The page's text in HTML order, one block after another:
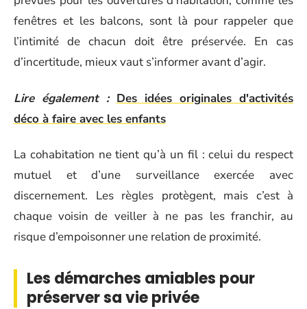
fenêtres et les balcons, sont là pour rappeler que
l’intimité de chacun doit être préservée. En cas
d’incertitude, mieux vaut s’informer avant d’agir.
Lire également : Des idées originales d'activités
déco à faire avec les enfants
La cohabitation ne tient qu’à un fil : celui du respect
mutuel et d’une surveillance exercée avec
discernement. Les règles protègent, mais c’est à
chaque voisin de veiller à ne pas les franchir, au
risque d’empoisonner une relation de proximité.
Les démarches amiables pour
préserver sa vie privée